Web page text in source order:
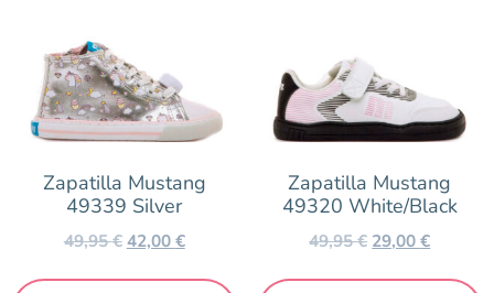
Zapatilla Mustang
49339 Silver
49,95€ 42,00€
Zapatilla Mustang
49320 White/Black
49,95€ 29,00€